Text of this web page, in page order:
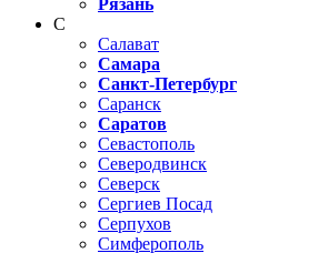
С
Салават
Самара
Санкт-Петербург
Саранск
Саратов
Севастополь
Северодвинск
Северск
Сергиев Посад
Серпухов
Симферополь